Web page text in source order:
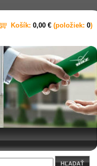
HĽADAŤ
Košík: 0,00 € (položiek: 0)